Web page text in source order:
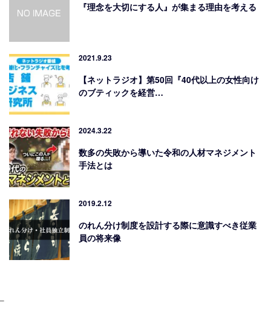
『理念を大切にする人』が集まる理由を考える
2021.9.23
【ネットラジオ】第50回『40代以上の女性向け
のブティックを経営…
2024.3.22
数多の失敗から導いた令和の人材マネジメント
手法とは
2019.2.12
のれん分け制度を設計する際に意識すべき従業
員の将来像
–